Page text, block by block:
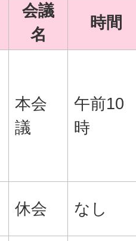
会議
名
時間
本会
議
午前10
時
休会 なし